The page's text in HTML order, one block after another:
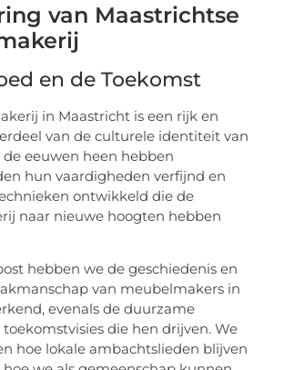
van Maastrichtse
en de Toekomst
in Maastricht is een rijk en
van de culturele identiteit van
de eeuwen heen hebben
hun vaardigheden verfijnd en
ontwikkeld die de
naar nieuwe hoogten hebben
hebben we de geschiedenis en
van meubelmakers in
evenals de duurzame
die hen drijven. We
hoe lokale ambachtslieden blijven